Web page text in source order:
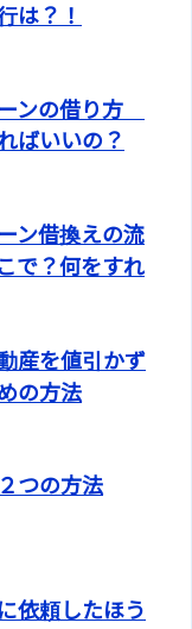
は？！
ンの借り方
ばいいの？
ン借換えの流
で？何をすれ
産を値引かず
の方法
つの方法
依頼したほう